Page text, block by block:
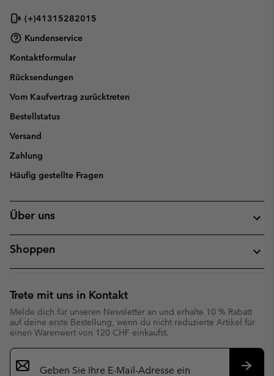
(+)41315282015
Kundenservice
Kontaktformular
Rücksendungen
Vom Kaufvertrag zurücktreten
Bestellstatus
Versand
Zahlung
Häufig gestellte Fragen
Über uns
Shoppen
Trete mit uns in Kontakt
Melde dich für unseren Newsletter an und erhalte 10 % Rabatt
auf deine erste Bestellung, wenn du nicht reduzierte Artikel für
einen Warenwert von 120 CHF einkaufst.
Newsletter-
Anmeldung